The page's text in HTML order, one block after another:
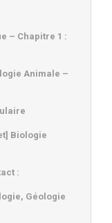
– Chapitre 1 :
Animale –
Biologie
:
Géologie